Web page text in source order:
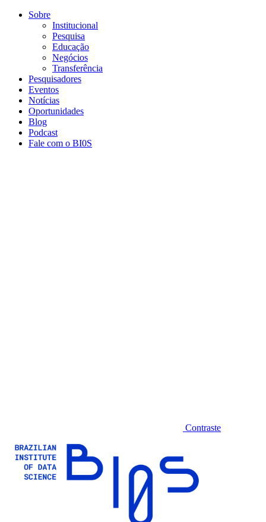
Conteúdo principal
Sobre
Institucional
Pesquisa
Educação
Negócios
Transferência
Pesquisadores
Eventos
Notícias
Oportunidades
Blog
Podcast
Fale com o BI0S
Contraste